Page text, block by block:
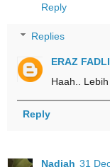
Reply
Replies
ERAZ FADLI
Haah..
Reply
Nadiah 31